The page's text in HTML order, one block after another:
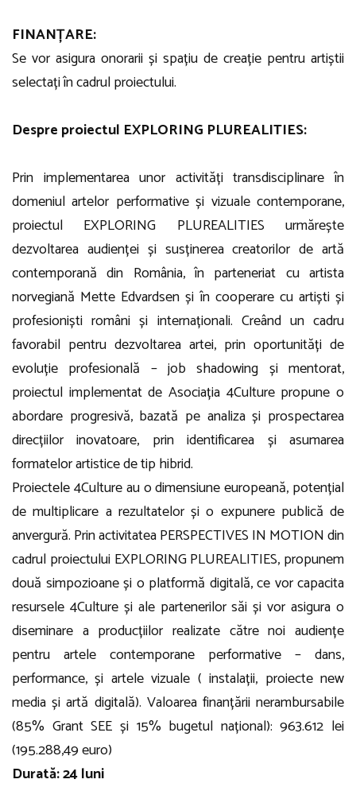
FINANȚARE:
Se vor asigura onorarii și spațiu de creație pentru artiștii
selectați în cadrul proiectului.
Despre proiectul EXPLORING PLUREALITIES:
Prin implementarea unor activități transdisciplinare în
domeniul artelor performative și vizuale contemporane,
proiectul EXPLORING PLUREALITIES urmărește
dezvoltarea audienței și susținerea creatorilor de artă
contemporană din România, în parteneriat cu artista
norvegiană Mette Edvardsen și în cooperare cu artiști și
profesioniști români și internaționali. Creând un cadru
favorabil pentru dezvoltarea artei, prin oportunități de
evoluție profesională – job shadowing și mentorat,
proiectul implementat de Asociația 4Culture propune o
abordare progresivă, bazată pe analiza și prospectarea
direcțiilor inovatoare, prin identificarea și asumarea
formatelor artistice de tip hibrid.
Proiectele 4Culture au o dimensiune europeană, potențial
de multiplicare a rezultatelor și o expunere publică de
anvergură. Prin activitatea PERSPECTIVES IN MOTION din
cadrul proiectului EXPLORING PLUREALITIES, propunem
două simpozioane și o platformă digitală, ce vor capacita
resursele 4Culture și ale partenerilor săi și vor asigura o
diseminare a producțiilor realizate către noi audiențe
pentru artele contemporane performative – dans,
performance, și artele vizuale ( instalații, proiecte new
media și artă digitală). Valoarea finanțării nerambursabile
(85% Grant SEE și 15% bugetul național): 963.612 lei
(195.288,49 euro)
Durată: 24 luni